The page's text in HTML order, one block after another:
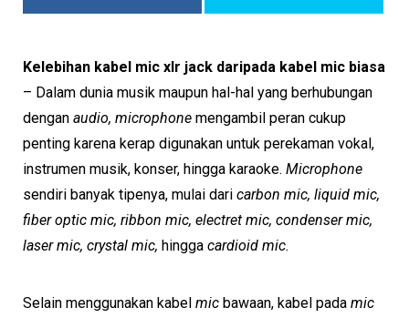
Kelebihan kabel mic xlr jack daripada kabel mic biasa
– Dalam dunia musik maupun hal-hal yang berhubungan
dengan audio, microphone mengambil peran cukup
penting karena kerap digunakan untuk perekaman vokal,
instrumen musik, konser, hingga karaoke. Microphone
sendiri banyak tipenya, mulai dari carbon mic, liquid mic,
fiber optic mic, ribbon mic, electret mic, condenser mic,
laser mic, crystal mic, hingga cardioid mic.
Selain menggunakan kabel mic bawaan, kabel pada mic